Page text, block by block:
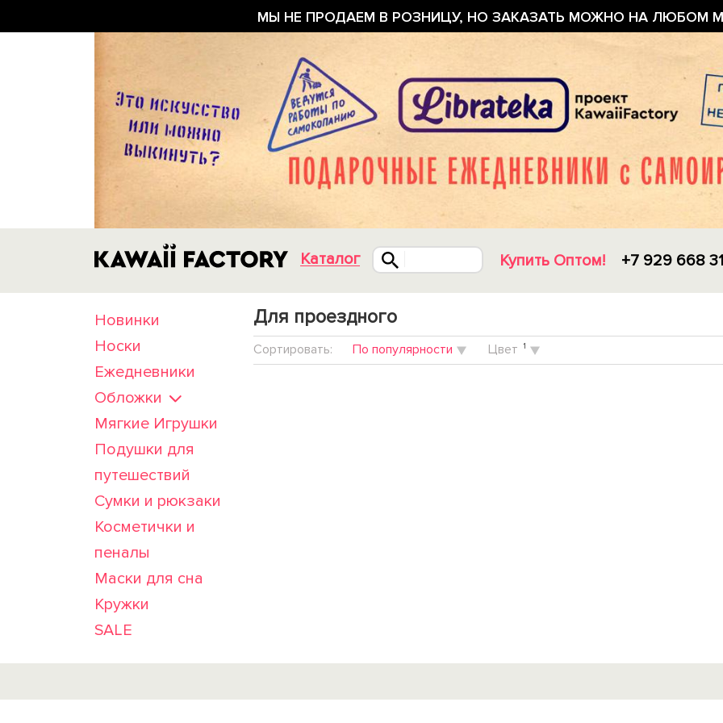
МЫ НЕ ПРОДАЕМ В РОЗНИЦУ, НО ЗАКАЗАТЬ МОЖНО НА ЛЮБОМ
Каталог Купить Оптом! +7 929 668
Новинки
Носки
Ежедневники
Обложки
Мягкие Игрушки
Подушки для
путешествий
Сумки и рюкзаки
Косметички и
пеналы
Маски для сна
Кружки
SALE
Для проездного
Cортировать: По популярности Цвет 1